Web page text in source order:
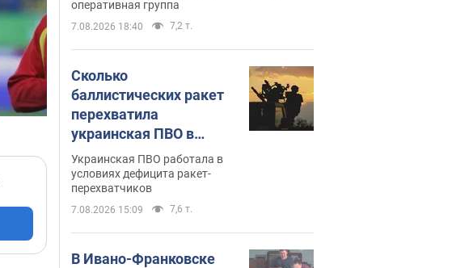
Видео
оперативная группа
7.08.2026 18:40 7,2 т.
Сколько
баллистических ракет
перехватила
украинская ПВО в
июле: в Минобороны
назвали цифру
Украинская ПВО работала в
условиях дефицита ракет-
перехватчиков
7.08.2026 15:09 7,6 т.
В Ивано-Франковске